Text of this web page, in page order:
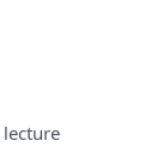
lecture